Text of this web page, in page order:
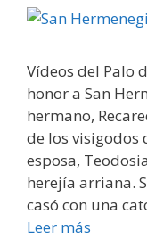
Vídeos del Palo
honor a San
hermano,
de los visigodos
esposa,
herejía arriana.
casó con una
Leer más